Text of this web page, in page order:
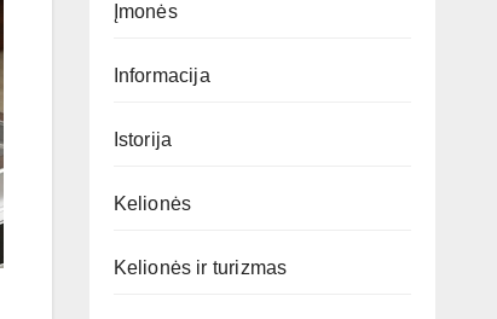
Įmonės
Informacija
Istorija
Kelionės
Kelionės ir turizmas